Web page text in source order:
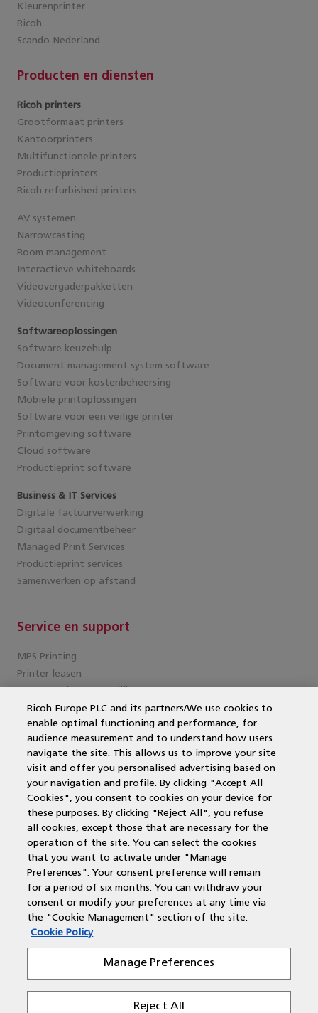
Kleurenprinter
Ricoh
Scando Nederland
Producten en diensten
Ricoh printers
Grootformaat printers
Kantoorprinters
Multifunctionele printers
Productieprinters
Ricoh refurbished printers
AV systemen
Narrowcasting
Room management
Interactieve whiteboards
Videovergaderpakketten
Videoconferencing
Softwareoplossingen
Software keuzehulp
Document management system software
Software voor kostenbeheersing
Mobiele printoplossingen
Software voor een veilige printer
Printomgeving software
Cloud software
Productieprint software
Business & IT Services
Digitale factuurverwerking
Digitaal documentbeheer
Managed Print Services
Productieprint services
Samenwerken op afstand
Service en support
MPS Printing
Printer leasen
Kantoorprinter vergelijken
Kopieermachines
MPS offerte aanvragen
MFP
DocuWare
Duurzame printers
Wat is een multifunctional?
Laserprinter
Contactgegevens
Voor alle regio's zijn wij bereikbaar via:
T: 088 210 55 60
E: customercare@rbc-nederland.com
Ricoh Europe PLC and its partners/We use cookies to
enable optimal functioning and performance, for
audience measurement and to understand how users
navigate the site. This allows us to improve your site
visit and offer you personalised advertising based on
your navigation and profile. By clicking "Accept All
Cookies", you consent to cookies on your device for
these purposes. By clicking "Reject All", you refuse
all cookies, except those that are necessary for the
operation of the site. You can select the cookies
that you want to activate under "Manage
Preferences". Your consent preference will remain
for a period of six months. You can withdraw your
consent or modify your preferences at any time via
the "Cookie Management" section of the site.
Cookie Policy
Manage Preferences
Reject All